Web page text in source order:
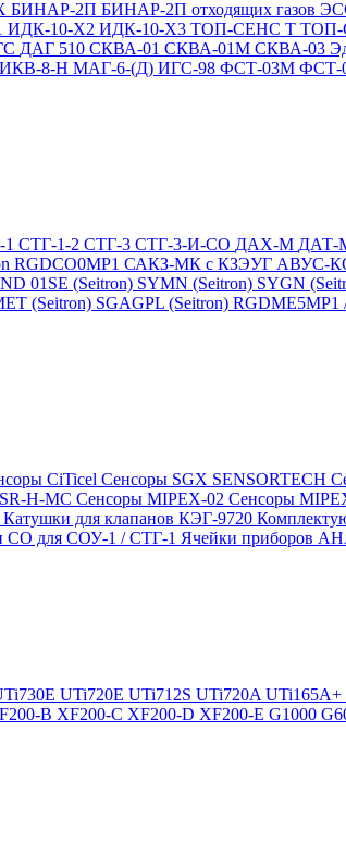
БИНАР-2П БИНАР-2П отходящих газов
ИДК-10-Х2 ИДК-10-Х3 ТОП-СЕНС Т ТОП-
ДАГ 510 СКВА-01 СКВА-01М СКВА-03
ИКВ-8-Н МАГ-6-(Д) ИГС-98 ФСТ-03М ФСТ-
СТГ-1-2 СТГ-3 СТГ-3-И-CO ДАХ-М ДАТ-
RGDCO0MP1 САКЗ-МК с КЗЭУГ АВУС-
01SE (Seitron) SYMN (Seitron) SYGN
(Seitron) SGAGPL (Seitron) RGDME5MP1
CiTicel Сенсоры SGX SENSORTECH
H-MC Сенсоры MIPEX-02 Сенсоры
Катушки для клапанов КЭГ-9720
CO для СОУ-1 / СТГ-1 Ячейки приборов
UTi720E UTi712S UTi720A UTi165A+
B XF200-C XF200-D XF200-E G1000